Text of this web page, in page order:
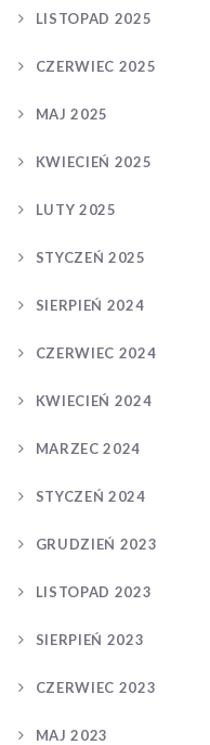
LISTOPAD 2025
CZERWIEC 2025
MAJ 2025
KWIECIEŃ 2025
LUTY 2025
STYCZEŃ 2025
SIERPIEŃ 2024
CZERWIEC 2024
KWIECIEŃ 2024
MARZEC 2024
STYCZEŃ 2024
GRUDZIEŃ 2023
LISTOPAD 2023
SIERPIEŃ 2023
CZERWIEC 2023
MAJ 2023